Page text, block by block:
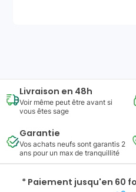
Livraison en 48h
Voir même peut être avant si
vous êtes sage
Garantie
Vos achats neufs sont garantis 2
ans pour un max de tranquillité
* Paiement jusqu'en 60